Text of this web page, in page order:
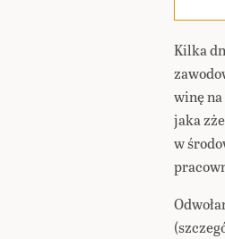
Kilka
winę
jaka
w